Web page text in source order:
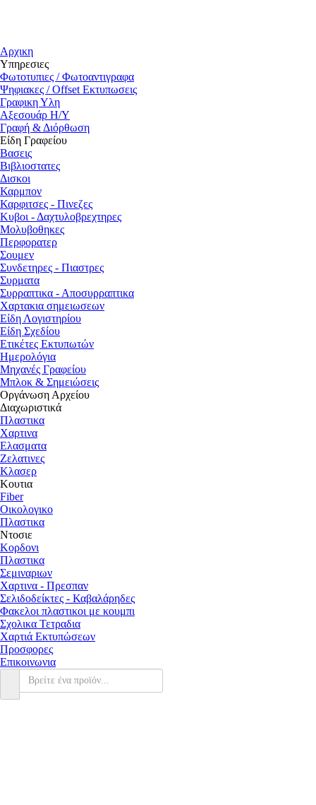
Αρχικη
Υπηρεσιες
Φωτοτυπιες / Φωτοαντιγραφα
Ψηφιακες / Offset Εκτυπωσεις
Γραφικη Υλη
Αξεσουάρ Η/Υ
Γραφή & Διόρθωση
Είδη Γραφείου
Βασεις
Βιβλιοστατες
Δισκοι
Καρμπον
Καρφιτσες - Πινεζες
Κυβοι - Δαχτυλοβρεχτηρες
Μολυβοθηκες
Περφορατερ
Σουμεν
Συνδετηρες - Πιαστρες
Συρματα
Συρραπτικα - Αποσυρραπτικα
Χαρτακια σημειωσεων
Είδη Λογιστηρίου
Είδη Σχεδίου
Ετικέτες Εκτυπωτών
Ημερολόγια
Μηχανές Γραφείου
Μπλοκ & Σημειώσεις
Οργάνωση Αρχείου
Διαχωριστικά
Πλαστικα
Χαρτινα
Ελασματα
Ζελατινες
Κλασερ
Κουτια
Fiber
Οικολογικο
Πλαστικα
Ντοσιε
Κορδονι
Πλαστικα
Σεμιναριων
Χαρτινα - Πρεσπαν
Σελιδοδείκτες - Καβαλάρηδες
Φακελοι πλαστικοι με κουμπι
Σχολικα Τετραδια
Χαρτιά Εκτυπώσεων
Προσφορες
Επικοινωνια